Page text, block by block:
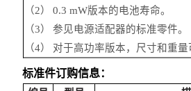
（2） 0.3 mW版本的电池寿命。
（3） 参见电源适配器的标准零件。
（4） 对于高功率版本，尺寸和重量
标准件订购信息：